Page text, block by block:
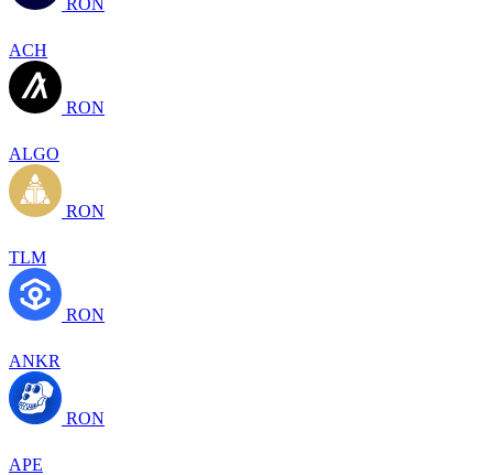
ACH
RON
ALGO
RON
TLM
RON
ANKR
RON
APE